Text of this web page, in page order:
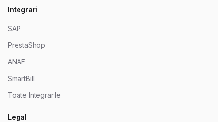
Integrari
SAP
PrestaShop
ANAF
SmartBill
Toate Integrarile
Legal